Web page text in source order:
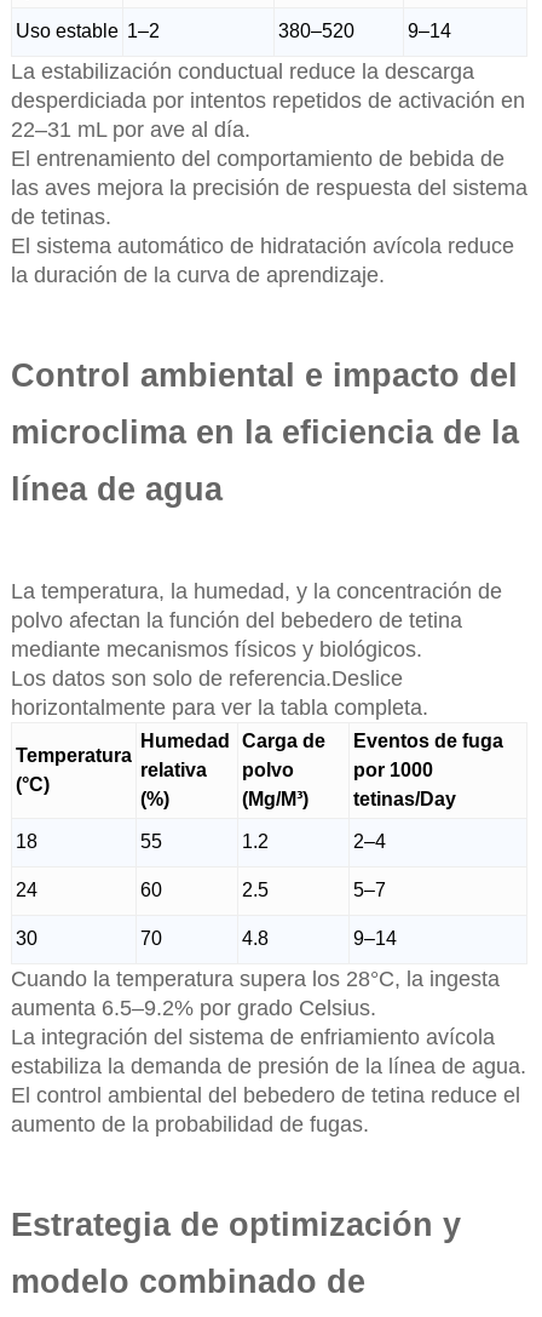
Uso estable 1–2 380–520 9–14
La estabilización conductual reduce la descarga
desperdiciada por intentos repetidos de activación en
22–31 mL por ave al día.
El entrenamiento del comportamiento de bebida de
las aves mejora la precisión de respuesta del sistema
de tetinas.
El sistema automático de hidratación avícola reduce
la duración de la curva de aprendizaje.
Control ambiental e impacto del
microclima en la eficiencia de la
línea de agua
La temperatura, la humedad, y la concentración de
polvo afectan la función del bebedero de tetina
mediante mecanismos físicos y biológicos.
Los datos son solo de referencia.Deslice
horizontalmente para ver la tabla completa.
Temperatura
(°C)
Humedad
relativa
(%)
Carga de
polvo
(Mg/M³)
Eventos de fuga
por 1000
tetinas/Day
18 55 1.2 2–4
24 60 2.5 5–7
30 70 4.8 9–14
Cuando la temperatura supera los 28°C, la ingesta
aumenta 6.5–9.2% por grado Celsius.
La integración del sistema de enfriamiento avícola
estabiliza la demanda de presión de la línea de agua.
El control ambiental del bebedero de tetina reduce el
aumento de la probabilidad de fugas.
Estrategia de optimización y
modelo combinado de